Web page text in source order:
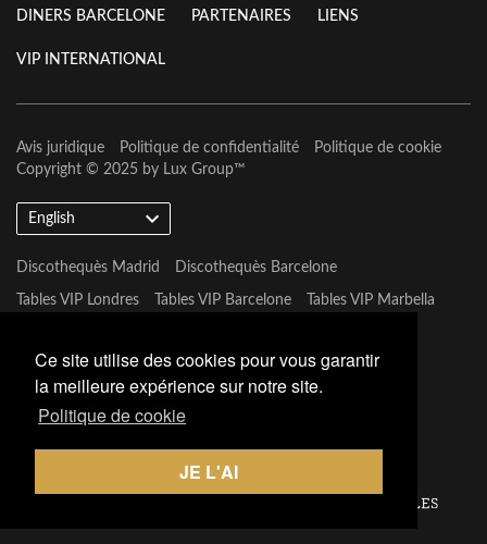
Ce site utilise des cookies pour vous garantir
la meilleure expérience sur notre site.
Politique de cookie
JE L'AI
DINERS BARCELONE PARTENAIRES LIENS
VIP INTERNATIONAL
Avis juridique Politique de confidentialité
Politique de cookie
Copyright © 2025 by Lux Group™
English
Discothequès Madrid Discothequès Barcelone
Tables VIP Londres Tables VIP Barcelone Tables VIP Marbella